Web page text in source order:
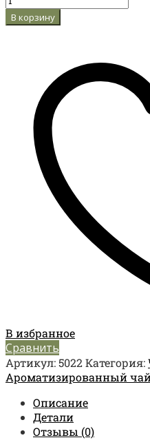
В корзину
В избранное
Сравнить
Артикул:5022Категория:
Ароматизированный чай
Описание
Детали
Отзывы (0)